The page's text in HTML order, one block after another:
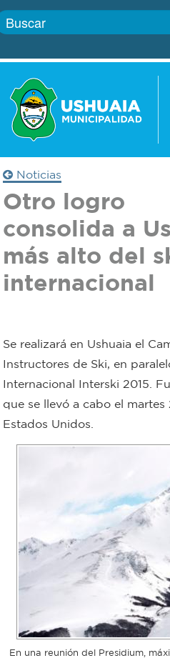
Boletín
Defensa
civil
Bromatología
Rentas
estudiantil
colectivos
Gobierno
Trámites
Transparencia
Actualidad
Personal
municipal
Noticias
Otro logro
consolida a
más alto del
internacional
Se realizará en Ushuaia el
Instructores de Ski, en
Internacional Interski 2015.
que se llevó a cabo el
Estados Unidos.
En una reunión del Presidium,